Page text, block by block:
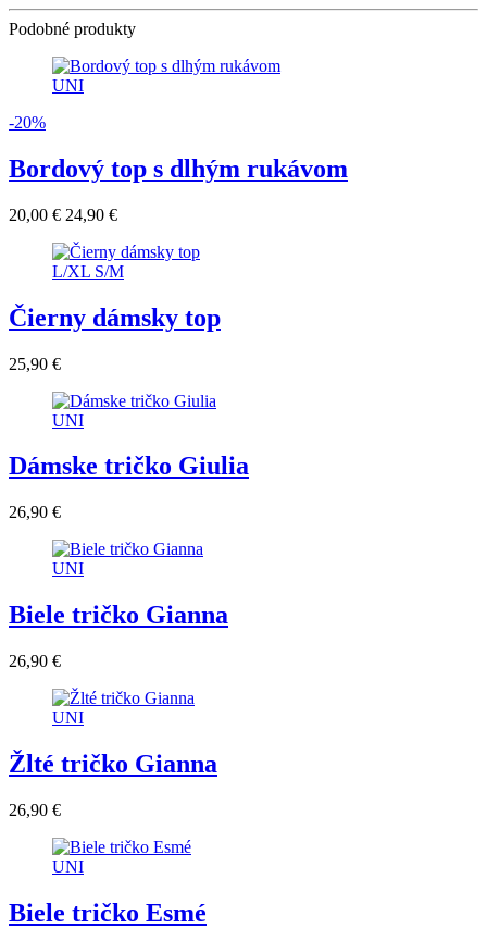
Podobné produkty
UNI
-20%
Bordový top s dlhým rukávom
20,00 € 24,90 €
L/XL S/M
Čierny dámsky top
25,90 €
UNI
Dámske tričko Giulia
26,90 €
UNI
Biele tričko Gianna
26,90 €
UNI
Žlté tričko Gianna
26,90 €
UNI
Biele tričko Esmé